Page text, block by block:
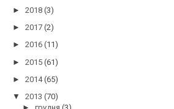
► 2018 (3)
► 2017 (2)
► 2016 (11)
► 2015 (61)
► 2014 (65)
▼
2013 (70)